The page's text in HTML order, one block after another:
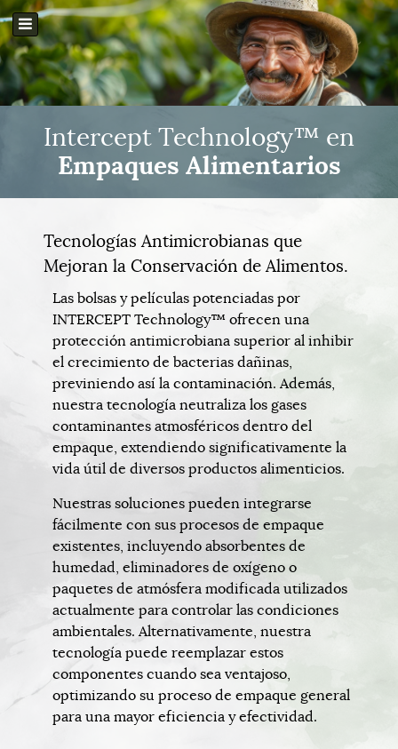
Intercept Technology™ en
Empaques Alimentarios
Tecnologías Antimicrobianas que
Mejoran la Conservación de Alimentos.
Las bolsas y películas potenciadas por
INTERCEPT Technology™ ofrecen una
protección antimicrobiana superior al inhibir
el crecimiento de bacterias dañinas,
previniendo así la contaminación. Además,
nuestra tecnología neutraliza los gases
contaminantes atmosféricos dentro del
empaque, extendiendo significativamente la
vida útil de diversos productos alimenticios.
Nuestras soluciones pueden integrarse
fácilmente con sus procesos de empaque
existentes, incluyendo absorbentes de
humedad, eliminadores de oxígeno o
paquetes de atmósfera modificada utilizados
actualmente para controlar las condiciones
ambientales. Alternativamente, nuestra
tecnología puede reemplazar estos
componentes cuando sea ventajoso,
optimizando su proceso de empaque general
para una mayor eficiencia y efectividad.